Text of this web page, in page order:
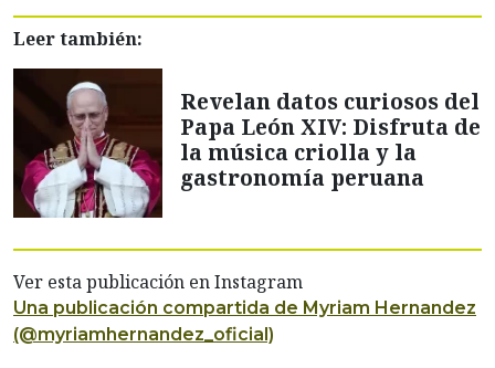
Leer también:
Revelan datos curiosos del
Papa León XIV: Disfruta de
la música criolla y la
gastronomía peruana
Ver esta publicación en Instagram
Una publicación compartida de Myriam Hernandez
(@myriamhernandez_oficial)